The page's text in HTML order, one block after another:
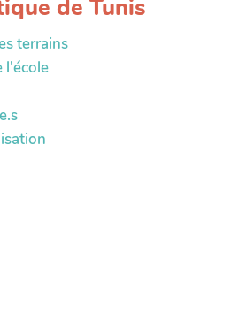
de Tunis
terrains
l'école